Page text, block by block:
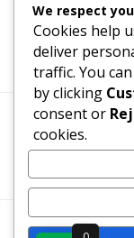
Termeni,
We respect
Cookies help
deliver
traffic. You
by clicking
consent or
cookies.